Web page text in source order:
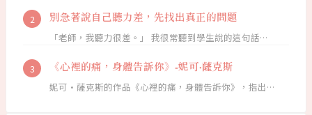
別急著說自己聽力差，先找出真正的問題
「老師，我聽力很差。」 我很常聽到學生說的這句話…
《心裡的痛，身體告訴你》-妮可·薩克斯
妮可·薩克斯的作品《心裡的痛，身體告訴你》，指出…